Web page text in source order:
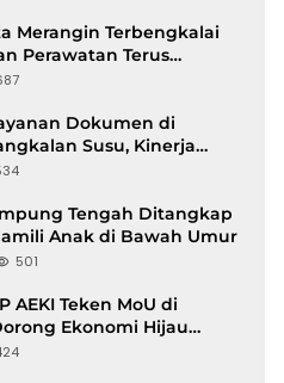
Merangin Terbengkalai
Perawatan Terus
Dokumen di
Susu, Kinerja
Disorot
Tengah Ditangkap
Anak di Bawah Umur
501
AEKI Teken MoU di
Ekonomi Hijau
Perdagangan Karbon